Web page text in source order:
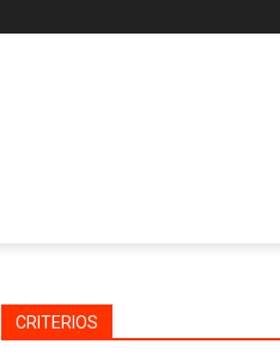
CRITERIOS